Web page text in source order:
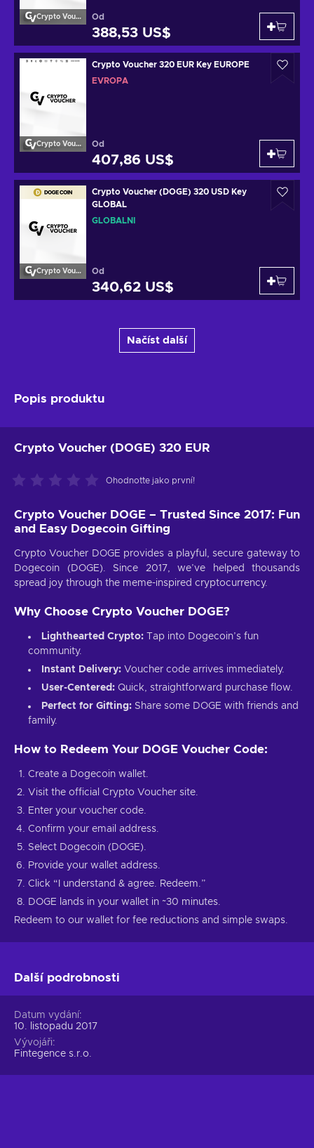
Crypto Voucher Od
388,53 US$
Crypto Voucher
Crypto Voucher 320 EUR Key EUROPE
EVROPA
Od
407,86 US$
Crypto Voucher
Crypto Voucher (DOGE) 320 USD Key
GLOBAL
GLOBÁLNÍ
Od
340,62 US$
Načíst další
Popis produktu
Crypto Voucher (DOGE) 320 EUR
Ohodnoťte jako první!
Crypto Voucher DOGE – Trusted Since 2017: Fun
and Easy Dogecoin Gifting
Crypto Voucher DOGE provides a playful, secure gateway to
Dogecoin (DOGE). Since 2017, we’ve helped thousands
spread joy through the meme-inspired cryptocurrency.
Why Choose Crypto Voucher DOGE?
Lighthearted Crypto: Tap into Dogecoin’s fun
community.
Instant Delivery: Voucher code arrives immediately.
User-Centered: Quick, straightforward purchase flow.
Perfect for Gifting: Share some DOGE with friends and
family.
How to Redeem Your DOGE Voucher Code:
Create a Dogecoin wallet.
Visit the official Crypto Voucher site.
Enter your voucher code.
Confirm your email address.
Select Dogecoin (DOGE).
Provide your wallet address.
Click “I understand & agree. Redeem.”
DOGE lands in your wallet in ~30 minutes.
Redeem to our wallet for fee reductions and simple swaps.
Další podrobnosti
Datum vydání
10. listopadu 2017
Vývojáři
Fintegence s.r.o.